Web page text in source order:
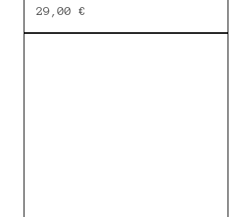
Prix
29,00 €